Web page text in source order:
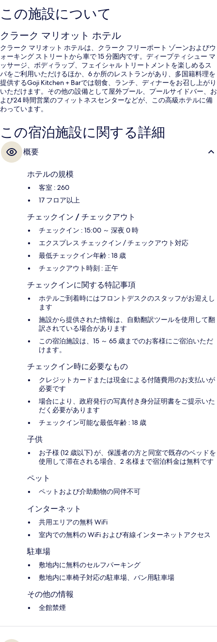
この施設について
クラーク マリオット ホテル
クラーク マリオット ホテルは、クラーク フリーポート ゾーンおよびウ
ォーキング ストリートから車で 15 分圏内です。ディープティシュー マ
ッサージ、ボディラップ、フェイシャル トリートメントを楽しめるス
パをご利用いただけるほか、6 か所のレストランがあり、多国籍料理を
提供するGoji Kitchen + Barでは朝食、ランチ、ディナーをお召し上がり
いただけます。その他の設備として屋外プール、プールサイドバー、お
よび24 時間営業のフィットネスセンターなどが、この高級ホテルに備
わっています。
この宿泊施設に関する詳細
概要
ホテルの規模
客室 : 260
17 フロア以上
チェックイン / チェックアウト
チェックイン : 15:00 ～ 深夜 0 時
エクスプレス チェックイン / チェックアウト対応
最低チェックイン年齢 : 18 歳
チェックアウト時刻 : 正午
チェックインに関する特記事項
ホテルご到着時にはフロントデスクのスタッフがお迎えし
ます
施設から提供された情報は、自動翻訳ツールを使用して翻
訳されている場合があります
この宿泊施設は、15 ～ 65 歳までのお客様にご宿泊いただ
けます。
チェックイン時に必要なもの
クレジットカードまたは現金による付随費用のお支払いが
必要です
場合により、政府発行の写真付き身分証明書をご提示いた
だく必要があります
チェックイン可能な最低年齢 : 18 歳
子供
お子様 (12 歳以下) が、保護者の方と同室で既存のベッドを
使用して滞在される場合、2 名様まで宿泊料金は無料です
ペット
ペットおよび介助動物の同伴不可
インターネット
共用エリアの無料 WiFi
室内での無料の WiFi および有線インターネットアクセス
駐車場
敷地内に無料のセルフパーキング
敷地内に車椅子対応の駐車場、バン用駐車場
その他の情報
全館禁煙